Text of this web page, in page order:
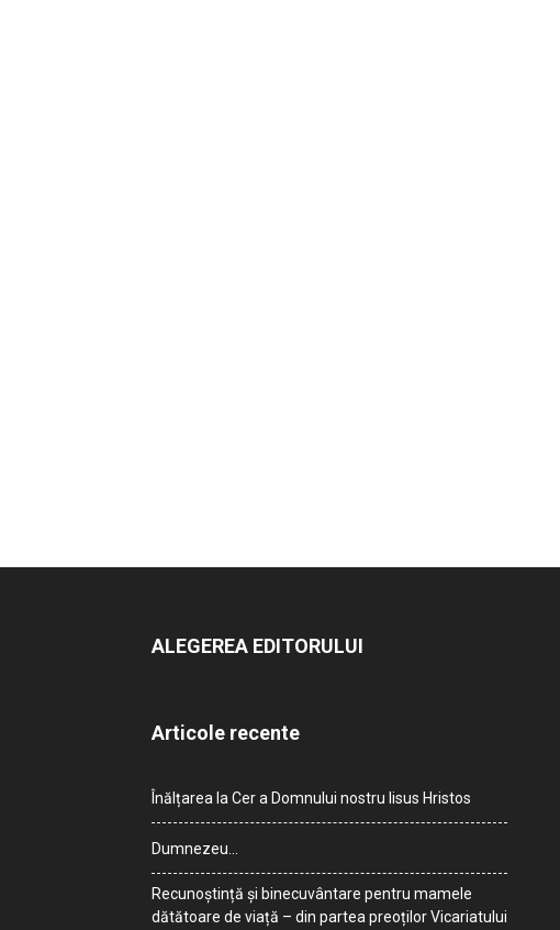
ALEGEREA EDITORULUI
Articole recente
Înălțarea la Cer a Domnului nostru Iisus Hristos
Dumnezeu…
Recunoștință și binecuvântare pentru mamele
dătătoare de viață – din partea preoților Vicariatului